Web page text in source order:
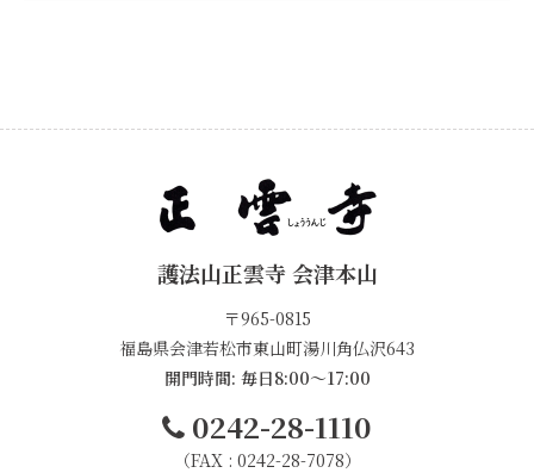
護法山正雲寺 会津本山
〒965-0815
福島県会津若松市東山町湯川角仏沢643
開門時間: 毎日8:00～17:00
0242-28-1110
（FAX : 0242-28-7078）